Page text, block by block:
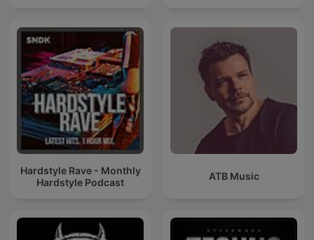
Hardstyle Rave - Monthly
Hardstyle Podcast
ATB Music